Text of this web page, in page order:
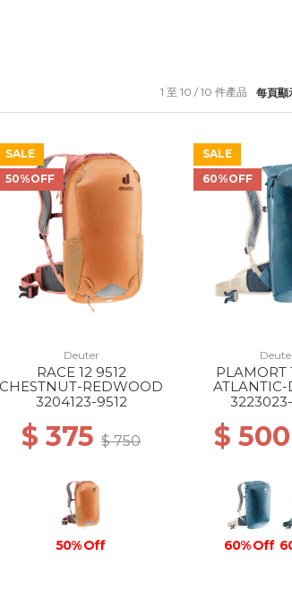
每頁顯
1 至 10 / 10 件產品
SALE
50%OFF
Deuter
RACE 12 9512
CHESTNUT-REDWOOD
3204123-9512
$ 375$ 750
50% Off
SALE
60%OFF
PLAMORT
ATLANTIC-
$ 500
60% Off